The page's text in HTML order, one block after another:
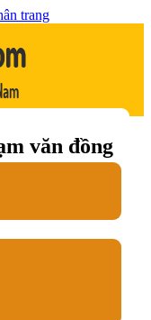
trang
văn đồng